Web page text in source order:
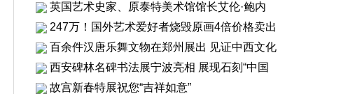
英国艺术史家、原泰特美术馆馆长艾伦·鲍内
247万！国外艺术爱好者烧毁原画4倍价格卖出
百余件汉唐乐舞文物在郑州展出 见证中西文化
西安碑林名碑书法展宁波亮相 展现石刻“中国
故宫新春特展祝您“吉祥如意”